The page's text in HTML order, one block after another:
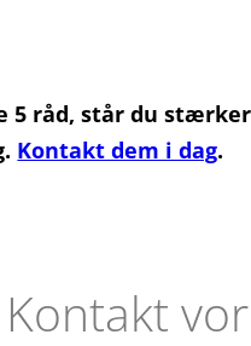
5 råd, står du
Kontakt dem i dag.
Kontakt